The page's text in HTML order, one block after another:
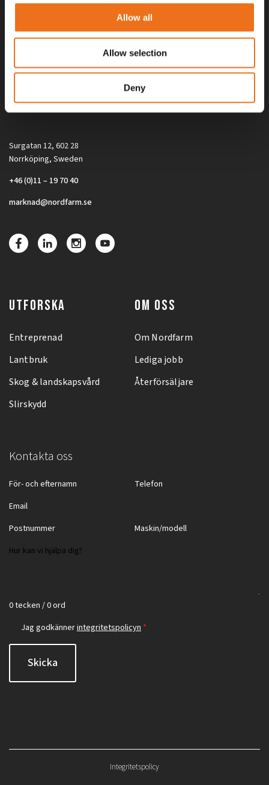
Allow all
Allow selection
Deny
Alla priser på tillbehör och tillval gäller vid köp av ny maskin. Priserna
gäller inte vid köp av enskild produkt, till exempel
Surgatan 12, 602 28
Norrköping, Sweden
+46 (0)11 – 19 70 40
marknad@nordfarm.se
UTFORSKA
Entreprenad
Lantbruk
Skog & landskapsvård
Slirskydd
OM OSS
Om Nordfarm
Lediga jobb
Återförsäljare
Kontakta oss
0 tecken / 0 ord
Jag godkännerintegritetspolicyn *
Skicka
Integritetspolicy